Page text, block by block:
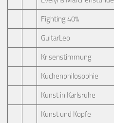
Fighting 40%
GuitarLeo
Krisenstimmung
Küchenphilosophie
Kunst in Karlsruhe
Kunst und Köpfe